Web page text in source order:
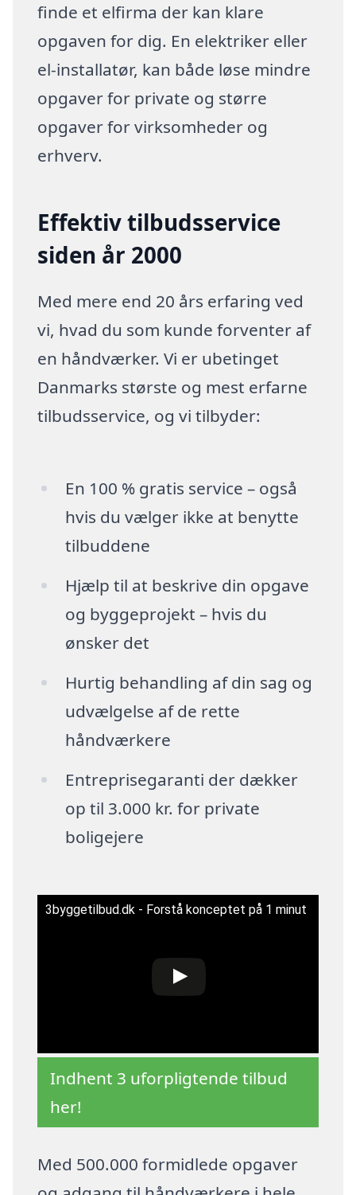
finde et elfirma der kan klare
opgaven for dig. En elektriker eller
el-installatør, kan både løse mindre
opgaver for private og større
opgaver for virksomheder og
erhverv.
Effektiv tilbudsservice
siden år 2000
Med mere end 20 års erfaring ved
vi, hvad du som kunde forventer af
en håndværker. Vi er ubetinget
Danmarks største og mest erfarne
tilbudsservice, og vi tilbyder:
En 100 % gratis service – også
hvis du vælger ikke at benytte
tilbuddene
Hjælp til at beskrive din opgave
og byggeprojekt – hvis du
ønsker det
Hurtig behandling af din sag og
udvælgelse af de rette
håndværkere
Entreprisegaranti der dækker
op til 3.000 kr. for private
boligejere
3byggetilbud.dk - Forstå konceptet på 1 minut
Indhent 3 uforpligtende tilbud
her!
Med 500.000 formidlede opgaver